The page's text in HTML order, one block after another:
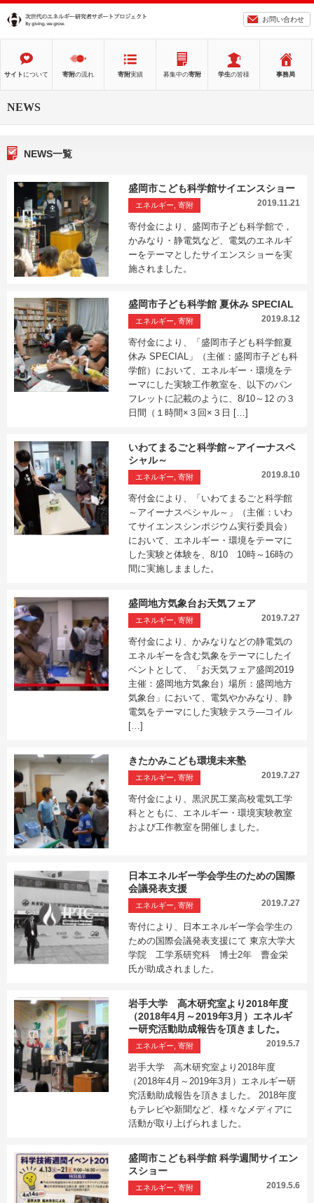
お問い合わせ
サイト について 寄附の流れ 寄附実績 募集中の寄附 学生の皆様 事務局
NEWS
NEWS一覧
盛岡市こども科学館サイエンスショー
エネルギー, 寄附 2019.11.21
寄付金により、盛岡市子ども科学館で，
かみなり・静電気など、電気のエネルギ
ーをテーマとしたサイエンスショーを実
施されました。
盛岡市子ども科学館 夏休み SPECIAL
エネルギー, 寄附 2019.8.12
寄付金により、「盛岡市子ども科学館夏
休み SPECIAL」（主催：盛岡市子ども科
学館）において、エネルギー・環境をテ
ーマにした実験工作教室を、以下のパン
フレットに記載のように、8/10～12 の３
日間（１時間×３回×３日 […]
いわてまるごと科学館～アイーナスペ
シャル～
エネルギー, 寄附 2019.8.10
寄付金により、「いわてまるごと科学館
～アイーナスペシャル～」（主催：いわ
てサイエンスシンポジウム実行委員会）
において、エネルギー・環境をテーマに
した実験と体験を、8/10 10時～16時の
間に実施しまました。
盛岡地方気象台お天気フェア
エネルギー, 寄附 2019.7.27
寄付金により、かみなりなどの静電気の
エネルギーを含む気象をテーマにしたイ
ベントとして、「お天気フェア盛岡2019
主催：盛岡地方気象台）場所：盛岡地方
気象台」において、電気やかみなり、静
電気をテーマにした実験テスラ―コイル
[…]
きたかみこども環境未来塾
エネルギー, 寄附 2019.7.27
寄付金により、黒沢尻工業高校電気工学
科とともに、エネルギー・環境実験教室
および工作教室を開催しました。
日本エネルギー学会学生のための国際
会議発表支援
エネルギー, 寄附 2019.7.27
寄付により、日本エネルギー学会学生の
ための国際会議発表支援にて 東京大学大
学院 工学系研究科 博士2年 曹金栄
氏が助成されました。
岩手大学 高木研究室より2018年度
（2018年4月～2019年3月）エネルギ
ー研究活動助成報告を頂きました。
エネルギー, 寄附 2019.5.7
岩手大学 高木研究室より2018年度
（2018年4月～2019年3月）エネルギー研
究活動助成報告を頂きました。 2018年度
もテレビや新聞など、様々なメディアに
活動が取り上げられました。
盛岡市こども科学館 科学週間サイエン
スショー
エネルギー, 寄附 2019.5.6